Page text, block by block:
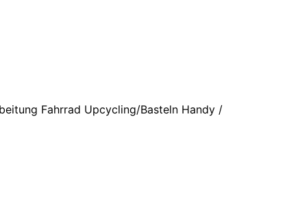
Fahrrad Upcycling/Basteln Handy /